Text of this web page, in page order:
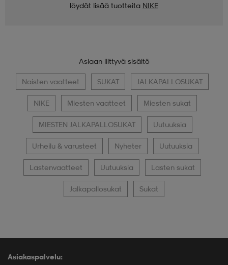
löydät lisää tuotteita NIKE
Asiaan liittyvä sisältö
Naisten vaatteet SUKAT JALKAPALLOSUKAT
NIKE Miesten vaatteet Miesten sukat
MIESTEN JALKAPALLOSUKAT Uutuuksia
Urheilu & varusteet Nyheter Uutuuksia
Lastenvaatteet Uutuuksia Lasten sukat
Jalkapallosukat Sukat
Asiakaspalvelu: